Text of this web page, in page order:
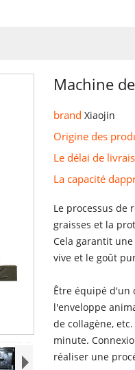
Machine
brandXiaojin
Origine des
Le délai de
La capacité
Le processus de
graisses et la
Cela garantit
vive et le goût
Être équipé d'un
l'enveloppe
de collagène,
minute.
réaliser une